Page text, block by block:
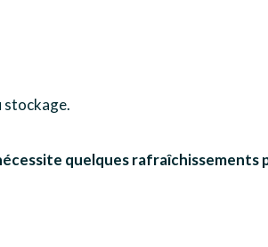
stockage.
quelques rafraîchissements